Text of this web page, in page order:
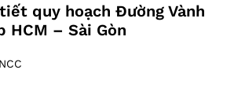
quy hoạch Đường Vành
HCM – Sài Gòn